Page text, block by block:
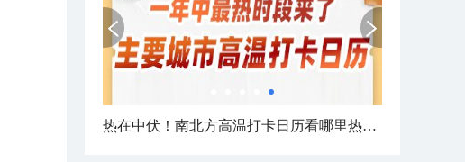
热在中伏！南北方高温打卡日历看哪里热力持久